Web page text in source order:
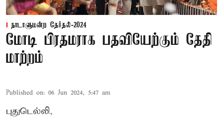
நாடாளுமன்ற தேர்தல்-2024
மோடி பிரதமராக பதவியேற்கும் தேதி
மாற்றம்
Published on: 06 Jun 2024, 5:47 am
புதுடெல்லி,